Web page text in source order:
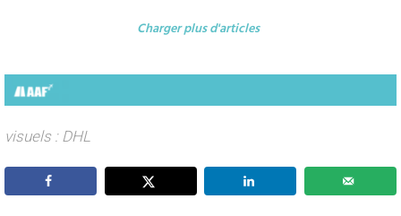
Charger plus d'articles
visuels : DHL